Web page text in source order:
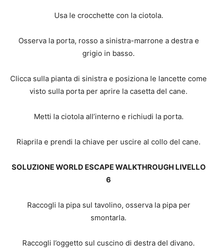
Usa le crocchette con la ciotola.
Osserva la porta, rosso a sinistra-marrone a destra e
grigio in basso.
Clicca sulla pianta di sinistra e posiziona le lancette come
visto sulla porta per aprire la casetta del cane.
Metti la ciotola all’interno e richiudi la porta.
Riaprila e prendi la chiave per uscire al collo del cane.
SOLUZIONE WORLD ESCAPE WALKTHROUGH LIVELLO
6
Raccogli la pipa sul tavolino, osserva la pipa per
smontarla.
Raccogli l’oggetto sul cuscino di destra del divano.